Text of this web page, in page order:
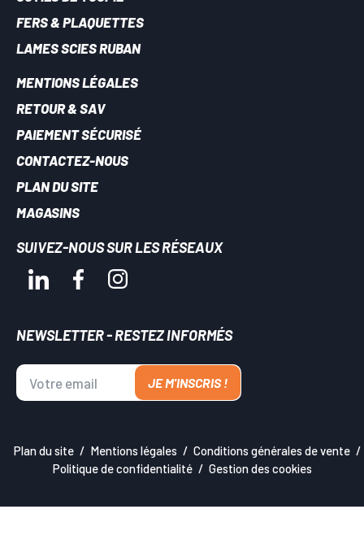
FERS & PLAQUETTES
LAMES SCIES RUBAN
MENTIONS LÉGALES
RETOUR & SAV
PAIEMENT SÉCURISÉ
CONTACTEZ-NOUS
PLAN DU SITE
MAGASINS
SUIVEZ-NOUS SUR LES RÉSEAUX
NEWSLETTER - RESTEZ INFORMÉS
JE M'INSCRIS !
Plan du site Mentions légales
Conditions générales de vente
Politique de confidentialité
Gestion des cookies